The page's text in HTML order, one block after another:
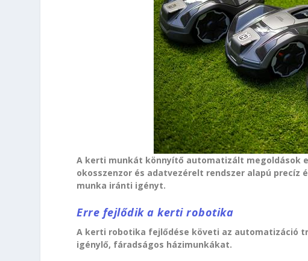
A kerti munkát könnyítő automatizált megoldások
okosszenzor és adatvezérelt rendszer alapú
munka iránti igényt.
Erre fejlődik a kerti robotika
A kerti robotika fejlődése követi az automatizáció
igénylő, fáradságos házimunkákat.